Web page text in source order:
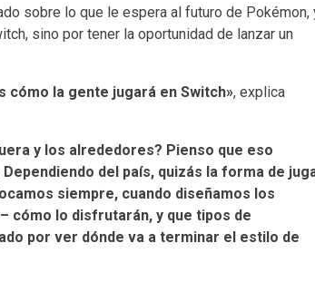
sobre lo que le espera al futuro de Pokémon,
sino por tener la oportunidad de lanzar un
cómo la gente jugará en Switch», explica
y los alrededores? Pienso que eso
del país, quizás la forma de
siempre, cuando diseñamos los
cómo lo disfrutarán, y que tipos de
por ver dónde va a terminar el estilo de